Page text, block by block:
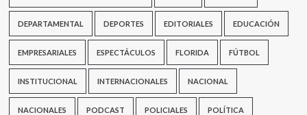
DEPARTAMENTAL DEPORTES EDITORIALES EDUCACIÓN
EMPRESARIALES ESPECTÁCULOS FLORIDA FÚTBOL
INSTITUCIONAL INTERNACIONALES NACIONAL
NACIONALES PODCAST POLICIALES POLÍTICA